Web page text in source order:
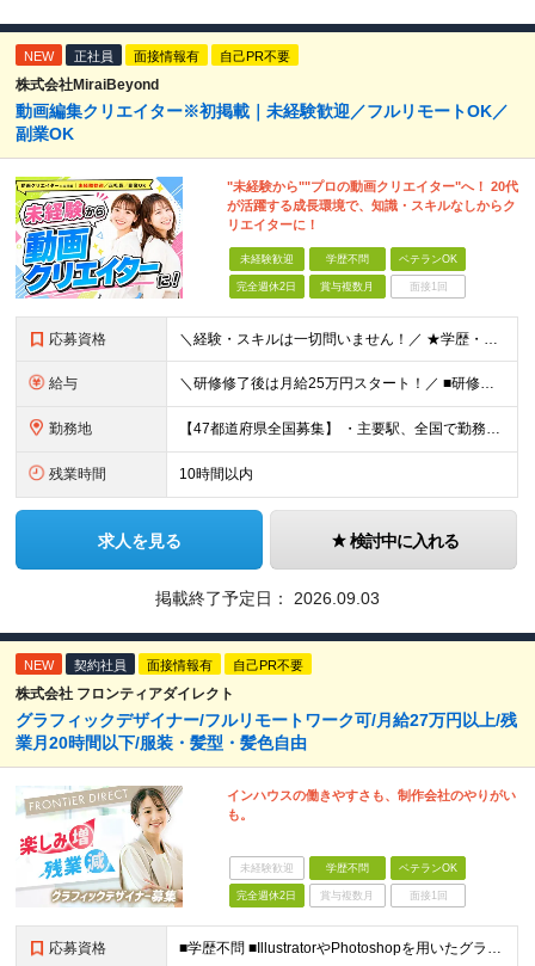
NEW 正社員 面接情報有 自己PR不要
株式会社MiraiBeyond
動画編集クリエイター※初掲載｜未経験歓迎／フルリモートOK／
副業OK
"未経験から""プロの動画クリエイター"へ！ 20代
が活躍する成長環境で、知識・スキルなしからク
リエイターに！
未経験歓迎 学歴不問 ベテランOK
完全週休2日 賞与複数月 面接1回
応募資格 ＼経験・スキルは一切問いません！／ ★学歴・職歴不問 ★未経験・第二新卒歓迎！ ★正社員デビューも応援します！ 【こんな方にピッタリ！】 ✓ 動画やYouTube、TikTokを見るのが好きな方 ✓
給与 ＼研修修了後は月給25万円スタート！／ ■研修修了後 月給25万円＋賞与＋インセンティブ賞与 ※残業代は別途支給 ▽研修期間▽ 【未経験者】 ▶ 月給20万円～ 【固定残業代について】
勤務地 【47都道府県全国募集】 ・主要駅、全国で勤務可能！ ・どこに住んでいても応募可能！ 【東京本社】 東京都品川区東品川5-9-2 在宅でコツコツ働きながら、長く安定して続けられます♪ 本社：〒1
残業時間 10時間以内
求人を見る 検討中に入れる
掲載終了予定日： 2026.09.03
NEW 契約社員 面接情報有 自己PR不要
株式会社 フロンティアダイレクト
グラフィックデザイナー/フルリモートワーク可/月給27万円以上/残
業月20時間以下/服装・髪型・髪色自由
インハウスの働きやすさも、制作会社のやりがい
も。
未経験歓迎 学歴不問 ベテランOK
完全週休2日 賞与複数月 面接1回
応募資格 ■学歴不問 ■IllustratorやPhotoshopを用いたグラフィックデザインの実務経験（2年以上） ≪こんな方は歓迎！≫ ◆指示書そのままのデザインをつくるのではなく、伝わるデザインを模索&